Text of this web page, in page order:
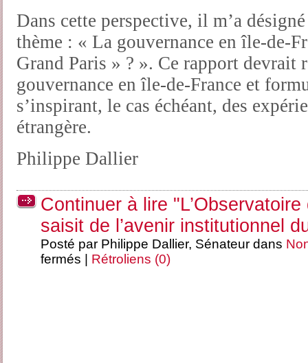
Dans cette perspective, il m’a
thème : « La gouvernance en île-de-
Grand Paris » ? ». Ce rapport devrait
gouvernance en île-de-France et
s’inspirant, le cas échéant, des
étrangère.
Philippe Dallier
Continuer à lire
saisit de l’avenir institutionnel
Posté par Philippe Dallier, Sénateur dans
fermés
Rétroliens (0)